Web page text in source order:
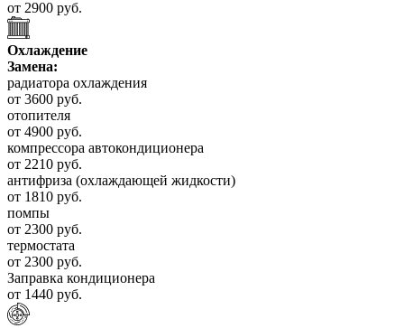
от 2900 руб.
Охлаждение
Замена:
радиатора охлаждения
от 3600 руб.
отопителя
от 4900 руб.
компрессора автокондиционера
от 2210 руб.
антифриза (охлаждающей жидкости)
от 1810 руб.
помпы
от 2300 руб.
термостата
от 2300 руб.
Заправка кондиционера
от 1440 руб.